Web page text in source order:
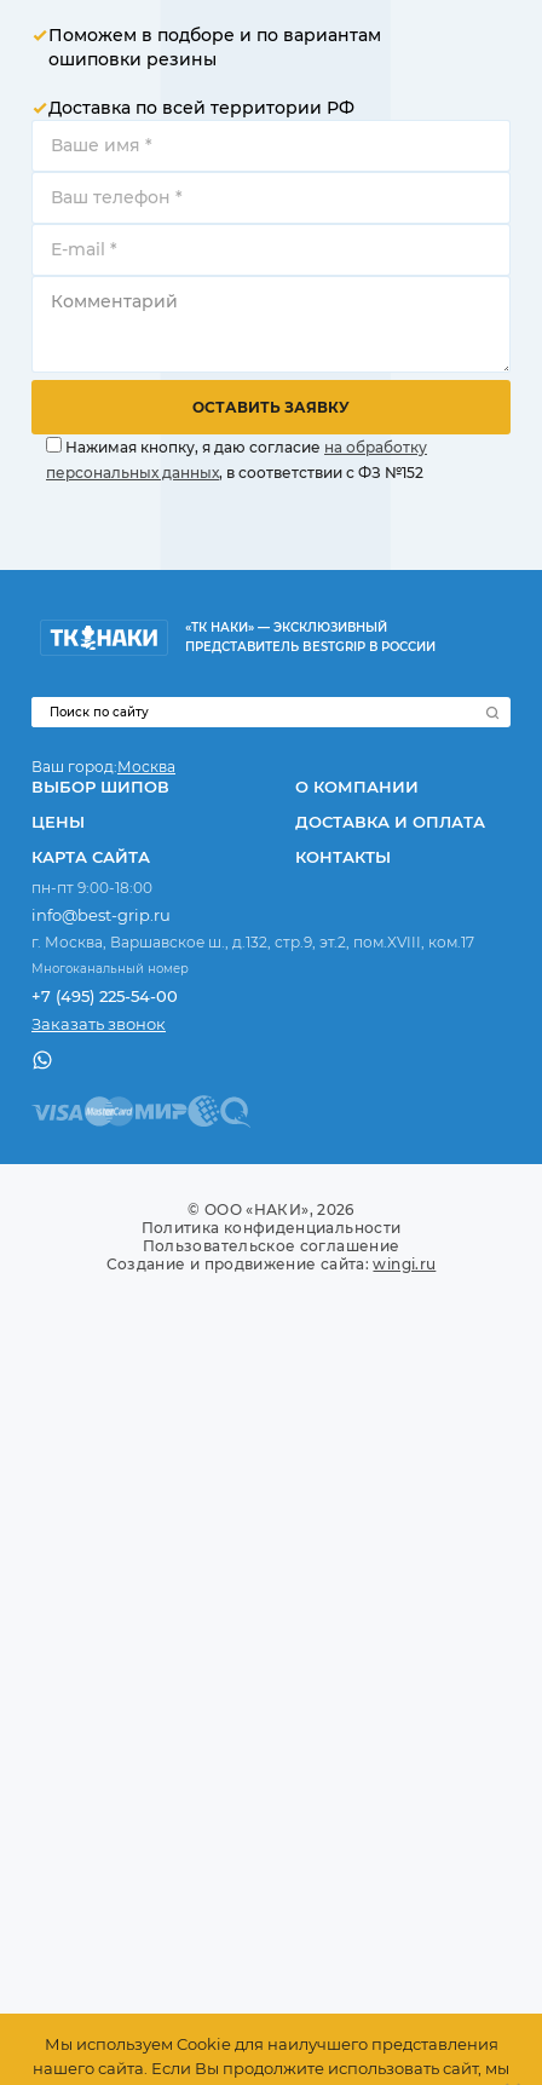
Поможем в подборе и по вариантам
ошиповки резины
Доставка по всей территории РФ
Нажимая кнопку, я даю согласие на обработку
персональных данных, в соответствии с ФЗ №152
«ТК НАКИ» — ЭКСКЛЮЗИВНЫЙ
ПРЕДСТАВИТЕЛЬ BESTGRIP В РОССИИ
Ваш город:Москва
ВЫБОР ШИПОВ
ЦЕНЫ
КАРТА САЙТА
О КОМПАНИИ
ДОСТАВКА И ОПЛАТА
КОНТАКТЫ
пн-пт 9:00-18:00
info@best-grip.ru
г. Москва, Варшавское ш., д.132, стр.9, эт.2, пом.XVIII, ком.17
Многоканальный номер
+7 (495) 225-54-00
Заказать звонок
© ООО «НАКИ», 2026
Политика конфиденциальности
Пользовательское соглашение
Создание и продвижение сайта:wingi.ru
Мы используем Cookie для наилучшего представления
нашего сайта. Если Вы продолжите использовать сайт, мы